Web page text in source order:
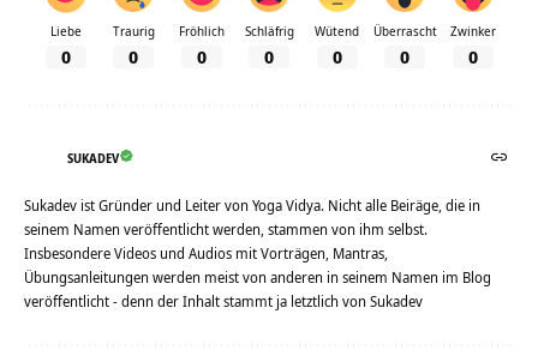
Liebe
0
Traurig
0
Fröhlich
0
Schläfrig
0
Wütend
0
Überrascht
0
Zwinker
0
SUKADEV
Sukadev ist Gründer und Leiter von Yoga Vidya. Nicht alle Beiräge, die in
seinem Namen veröffentlicht werden, stammen von ihm selbst.
Insbesondere Videos und Audios mit Vorträgen, Mantras,
Übungsanleitungen werden meist von anderen in seinem Namen im Blog
veröffentlicht - denn der Inhalt stammt ja letztlich von Sukadev